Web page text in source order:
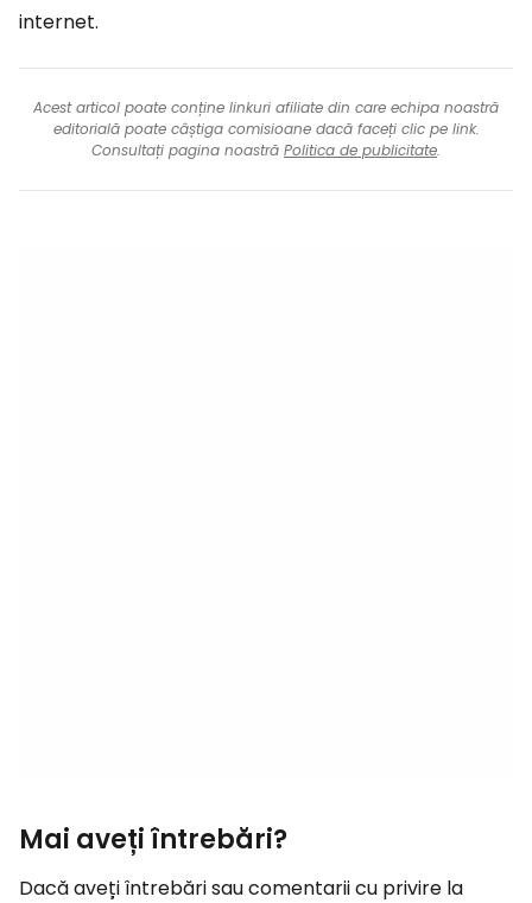
internet.
Acest articol poate conține linkuri afiliate din care echipa noastră
editorială poate câștiga comisioane dacă faceți clic pe link.
Consultați pagina noastră Politica de publicitate.
Mai aveți întrebări?
Dacă aveți întrebări sau comentarii cu privire la